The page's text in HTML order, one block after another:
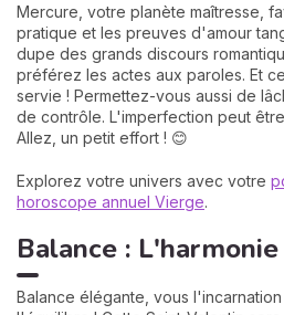
Mercure, votre planète maîtresse,
pratique et les preuves d'amour
dupe des grands discours
préférez les actes aux paroles. Et
servie ! Permettez-vous aussi de
de contrôle. L'imperfection peut
Allez, un petit effort ! 😊
Explorez votre univers avec votre
horoscope annuel Vierge.
Balance :
Balance élégante, vous